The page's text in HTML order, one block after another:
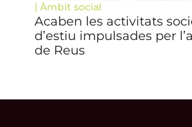
| Àmbit social
Acaben les activitats
d’estiu impulsades per
de Reus